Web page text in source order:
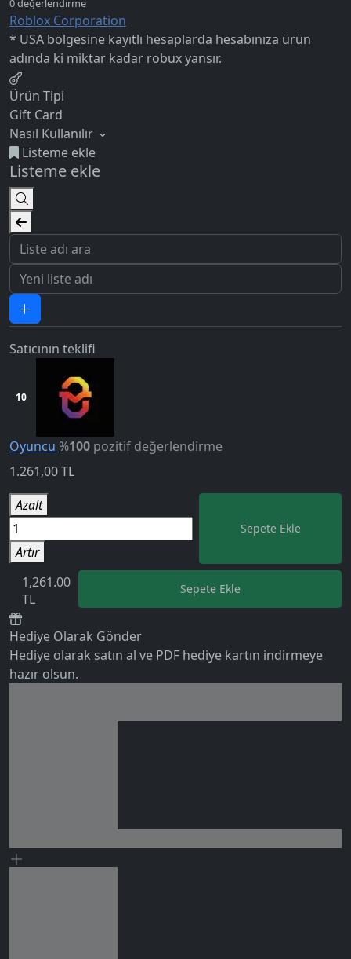
5.0
0 değerlendirme
Roblox Corporation
* USA bölgesine kayıtlı hesaplarda hesabınıza ürün
adında ki miktar kadar robux yansır.
Ürün Tipi
Gift Card
Nasıl Kullanılır
Listeme ekle
Listeme ekle
Satıcının teklifi
10
Oyuncu %100 pozitif değerlendirme
1.261,00TL
Azalt
Artır
Sepete Ekle
1,261.00
TL
Sepete Ekle
Hediye Olarak Gönder
Hediye olarak satın al ve PDF hediye kartın indirmeye
hazır olsun.